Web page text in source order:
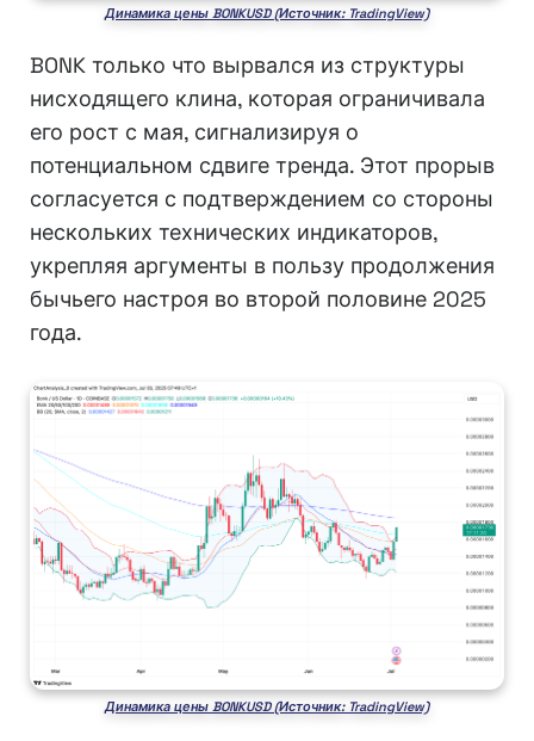
Динамика цены BONKUSD (Источник: TradingView)
BONK только что вырвался из структуры
нисходящего клина, которая ограничивала
его рост с мая, сигнализируя о
потенциальном сдвиге тренда. Этот прорыв
согласуется с подтверждением со стороны
нескольких технических индикаторов,
укрепляя аргументы в пользу продолжения
бычьего настроя во второй половине 2025
года.
Динамика цены BONKUSD (Источник: TradingView)